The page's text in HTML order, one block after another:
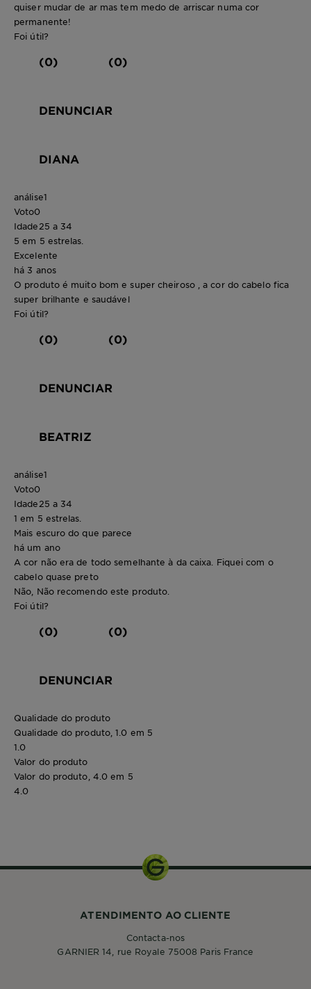
quiser mudar de ar mas tem medo de arriscar numa cor
permanente!
Foi útil?
(0) (0)
DENUNCIAR
DIANA
análise1
Voto0
Idade25 a 34
5 em 5 estrelas.
Excelente
há 3 anos
O produto é muito bom e super cheiroso , a cor do cabelo fica
super brilhante e saudável
Foi útil?
(0) (0)
DENUNCIAR
BEATRIZ
análise1
Voto0
Idade25 a 34
1 em 5 estrelas.
Mais escuro do que parece
há um ano
A cor não era de todo semelhante à da caixa. Fiquei com o
cabelo quase preto
Não, Não recomendo este produto.
Foi útil?
(0) (0)
DENUNCIAR
Qualidade do produto
Qualidade do produto, 1.0 em 5
1.0
Valor do produto
Valor do produto, 4.0 em 5
4.0
ATENDIMENTO AO CLIENTE
Contacta-nos
GARNIER 14, rue Royale 75008 Paris France